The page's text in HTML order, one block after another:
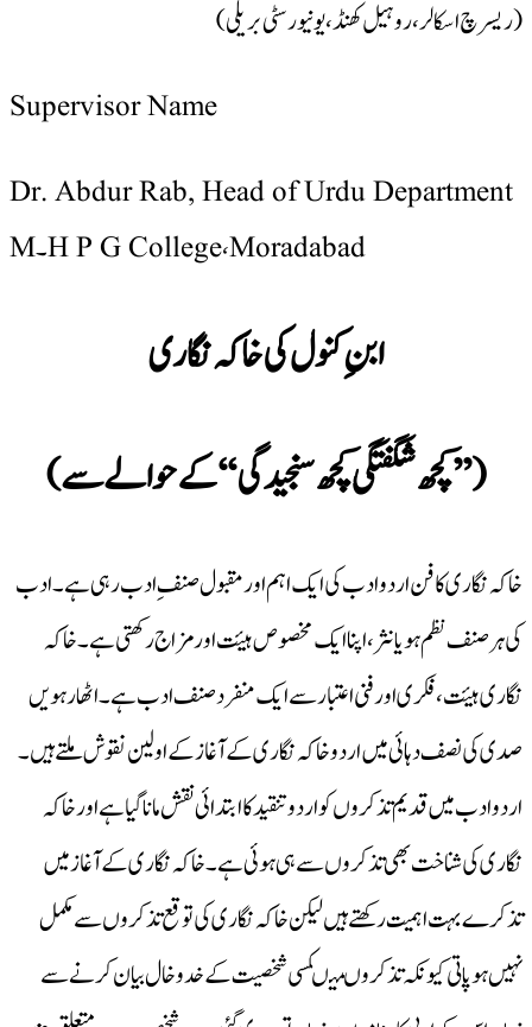
(ریسرچ اسکالر،روہیل کھنڈ،یونیورسٹی بریلی)
Supervisor Name
Dr. Abdur Rab, Head of Urdu Department
M۔H P G College، Moradabad
ابنِ کنول کی خاکہ نگاری
(
’’کچھ شگفتگی کچھ سنجیدگی‘‘کے حوالے سے)
خاکہ نگاری کا فن اردو ادب کی ایک اہم اور مقبول صنفِ ادب رہی ہے۔ادب
کی ہر صنف نظم ہو یا نثر،اپنا ایک مخصوص ہیئت اور مزاج رکھتی ہے۔خاکہ
نگاری ہیئت،فکری اور فنی اعتبار سے ایک منفرد صنف ادب ہے۔ اٹھارہویں
صدی کی نصف دہائی میں اردو خاکہ نگاری کے آغاز کے اولین نقوش ملتے ہیں۔
اردو ادب میں قدیم تذکروں کو اردو تنقید کا ابتدائی نقش مانا گیا ہے اور خاکہ
نگاری کی شناخت بھی تذکروں سے ہی ہوئی ہے۔خاکہ نگاری کے آغاز میں
تذکرے بہت اہمیت رکھتے ہیں لیکن خاکہ نگاری کی توقع تذکروں سے مکمل
نہیں ہو پاتی کیونکہ تذکروںمیںکسی شخصیت کے خد و خال بیان کرنے سے